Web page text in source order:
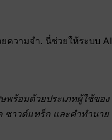
ความจำ. นี่ช่วยให้ระบบ AI
พร้อมด้วยประเภทผู้ใช้ของ
ซาวด์แทร็ก และคำทำนาย